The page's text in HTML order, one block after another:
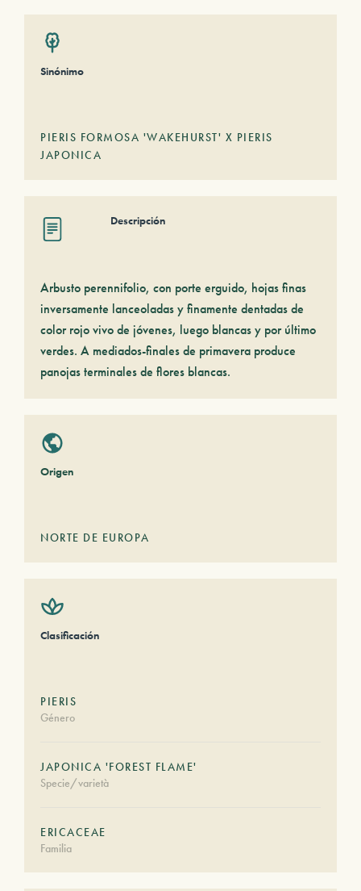
Sinónimo
PIERIS FORMOSA 'WAKEHURST' X PIERIS
JAPONICA
Descripción
Arbusto perennifolio, con porte erguido, hojas finas
inversamente lanceoladas y finamente dentadas de
color rojo vivo de jóvenes, luego blancas y por último
verdes. A mediados-finales de primavera produce
panojas terminales de flores blancas.
Origen
NORTE DE EUROPA
Clasificación
PIERIS
Género
JAPONICA 'FOREST FLAME'
Specie/varietà
ERICACEAE
Familia